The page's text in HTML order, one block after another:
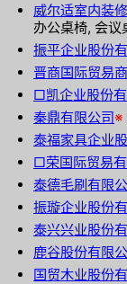
威尔适室内装
办公桌椅, 会议
振平企业股份
晋商国际贸易
□凯企业股份
秦鼎有限公司※
泰福家具企业
□荣国际贸易
泰德毛刷有限
振璇企业股份
泰兴兴业股份
鹿谷股份有限
国贸木业股份